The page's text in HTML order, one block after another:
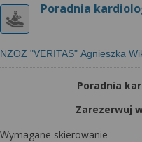
Poradnia
NZOZ "VERITAS" Agnieszka
Poradnia
Zarezerwuj
Wymagane skierowanie